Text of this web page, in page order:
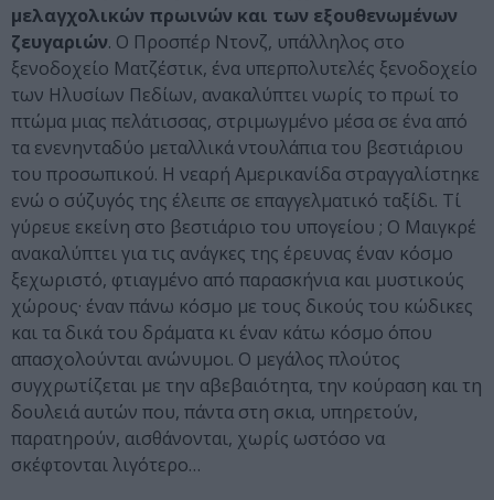
μελαγχολικών πρωινών και των εξουθενωμένων
ζευγαριών. Ο Προσπέρ Ντονζ, υπάλληλος στο
ξενοδοχείο Ματζέστικ, ένα υπερπολυτελές ξενοδοχείο
των Ηλυσίων Πεδίων, ανακαλύπτει νωρίς το πρωί το
πτώμα μιας πελάτισσας, στριμωγμένο μέσα σε ένα από
τα ενενηνταδύο μεταλλικά ντουλάπια του βεστιάριου
του προσωπικού. Η νεαρή Αμερικανίδα στραγγαλίστηκε
ενώ ο σύζυγός της έλειπε σε επαγγελματικό ταξίδι. Τί
γύρευε εκείνη στο βεστιάριο του υπογείου ; Ο Μαιγκρέ
ανακαλύπτει για τις ανάγκες της έρευνας έναν κόσμο
ξεχωριστό, φτιαγμένο από παρασκήνια και μυστικούς
χώρους· έναν πάνω κόσμο με τους δικούς του κώδικες
και τα δικά του δράματα κι έναν κάτω κόσμο όπου
απασχολούνται ανώνυμοι. Ο μεγάλος πλούτος
συγχρωτίζεται με την αβεβαιότητα, την κούραση και τη
δουλειά αυτών που, πάντα στη σκια, υπηρετούν,
παρατηρούν, αισθάνονται, χωρίς ωστόσο να
σκέφτονται λιγότερο…